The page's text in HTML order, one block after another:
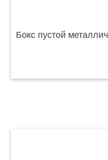
Бокс пустой